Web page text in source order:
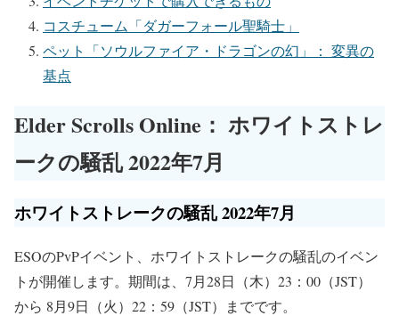
コスチューム「ダガーフォール聖騎士」
ペット「ソウルファイア・ドラゴンの幻」： 変異の
基点
Elder Scrolls Online： ホワイトストレ
ークの騒乱 2022年7月
ホワイトストレークの騒乱 2022年7月
ESOのPvPイベント、ホワイトストレークの騒乱のイベン
トが開催します。期間は、7月28日（木）23：00（JST）
から 8月9日（火）22：59（JST）までです。